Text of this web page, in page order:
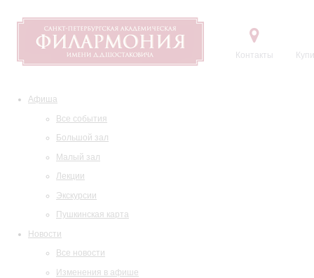
Контакты
Афиша
Все события
Большой зал
Малый зал
Лекции
Экскурсии
Пушкинская карта
Новости
Все новости
Изменения в афише